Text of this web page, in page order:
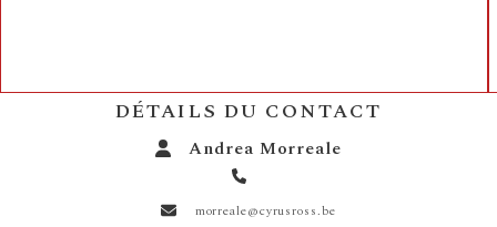
DÉTAILS DU CONTACT
Andrea Morreale
morreale@cyrusross.be